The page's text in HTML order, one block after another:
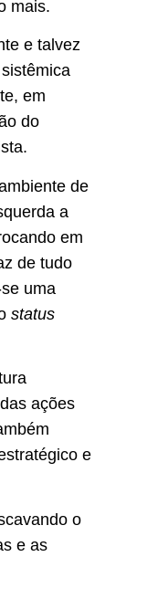
mais.
e talvez
em
do
de
a
em
de tudo
uma
status
ações
e
o
e as